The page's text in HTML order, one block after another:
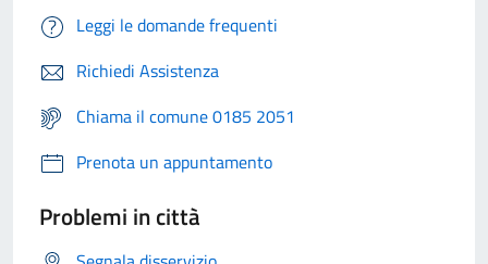
Leggi le domande frequenti
Richiedi Assistenza
Chiama il comune 0185 2051
Prenota un appuntamento
Problemi in città